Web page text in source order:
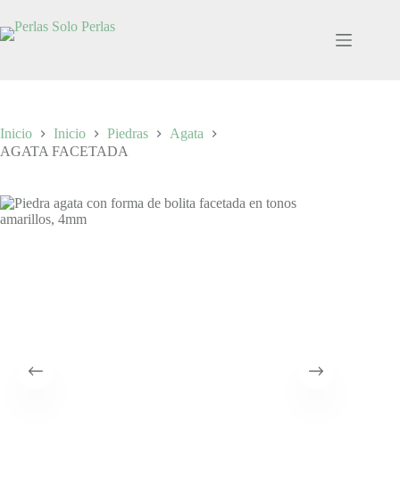
contenido
Inicio Inicio Piedras
Agata
AGATA FACETADA